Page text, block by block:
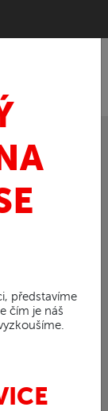
představíme
čím je náš